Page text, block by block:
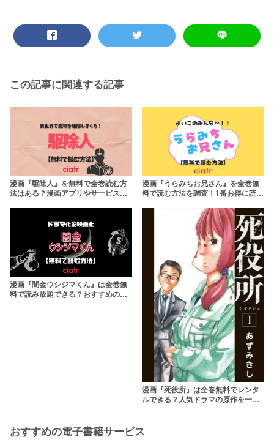
この記事に関連する記事
漫画『駆除人』を無料で全巻読む方
法はある？漫画アプリやサービスを
漫画『うらみちお兄さん』を全巻無
料で読む方法を調査！1番お得に読め
漫画『闇金ウシジマくん』は全巻無
料で読み放題できる？おすすめのア
漫画『死役所』は全巻無料でレンタ
ルできる？人気ドラマの原作を一気
おすすめの電子書籍サービス